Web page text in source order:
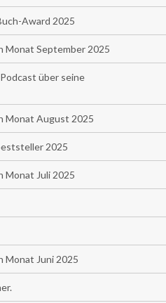
Award 2025
Monat September 2025
über seine
Monat August 2025
2025
Monat Juli 2025
Monat Juni 2025